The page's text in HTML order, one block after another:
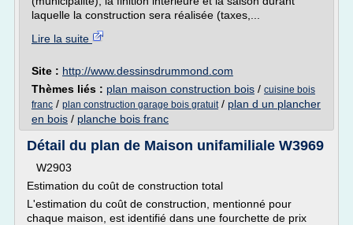
laquelle la construction sera réalisée (taxes,...
Lire la suite
Site : http://www.dessinsdrummond.com
Thèmes liés : plan maison construction bois / cuisine bois
franc / plan construction garage bois gratuit/ plan d un plancher
en bois / planche bois franc
Détail du plan de Maison unifamiliale W3969
W2903
Estimation du coût de construction total
L'estimation du coût de construction, mentionné pour
chaque maison, est identifié dans une fourchette de prix